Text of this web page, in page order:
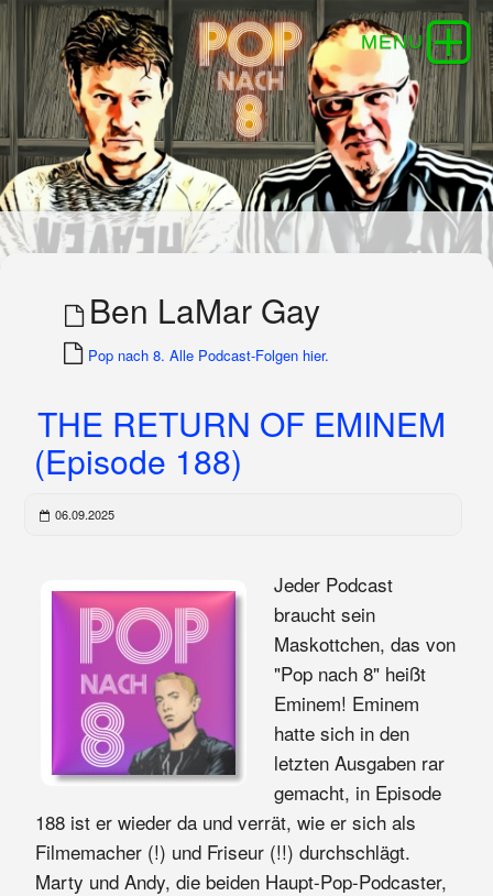
Ben LaMar Gay
Pop nach 8. Alle Podcast-Folgen hier.
THE RETURN OF EMINEM
(Episode 188)
06.09.2025
Jeder Podcast
braucht sein
Maskottchen, das von
"Pop nach 8" heißt
Eminem! Eminem
hatte sich in den
letzten Ausgaben rar
gemacht, in Episode
188 ist er wieder da und verrät, wie er sich als
Filmemacher (!) und Friseur (!!) durchschlägt.
Marty und Andy, die beiden Haupt-Pop-Podcaster,